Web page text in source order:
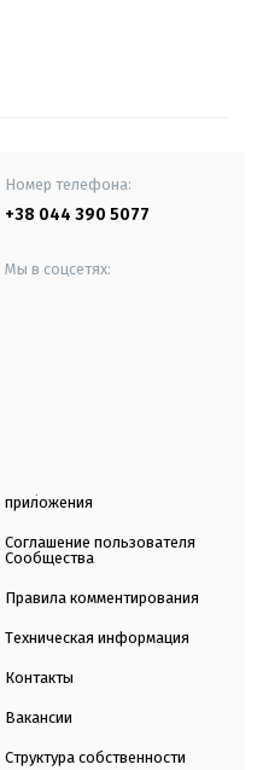
Номер телефона:
+38 044 390 5077
Мы в соцсетях:
приложения
Соглашение пользователя
Сообщества
Правила комментирования
Техническая информация
Контакты
Вакансии
Структура собственности